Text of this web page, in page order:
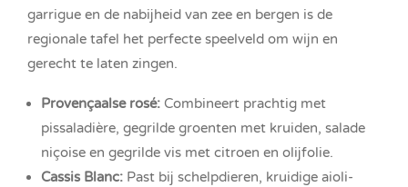
garrigue en de nabijheid van zee en bergen is de
regionale tafel het perfecte speelveld om wijn en
gerecht te laten zingen.
Provençaalse rosé: Combineert prachtig met
pissaladière, gegrilde groenten met kruiden, salade
niçoise en gegrilde vis met citroen en olijfolie.
Cassis Blanc: Past bij schelpdieren, kruidige aioli-